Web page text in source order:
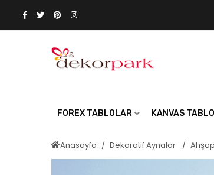
FOREX TABLOLAR KANVAS
Anasayfa Dekoratif Aynalar